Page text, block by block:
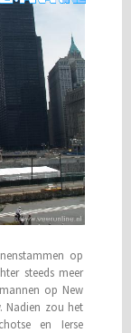
op
steeds meer
op New
Nadien zou het
en Ierse